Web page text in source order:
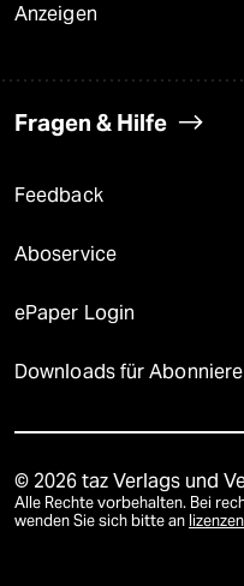
Anzeigen
Fragen & Hilfe
Feedback
Aboservice
ePaper Login
Downloads für
© 2026 taz Verlags und
Alle Rechte vorbehalten. Bei
wenden Sie sich bitte an